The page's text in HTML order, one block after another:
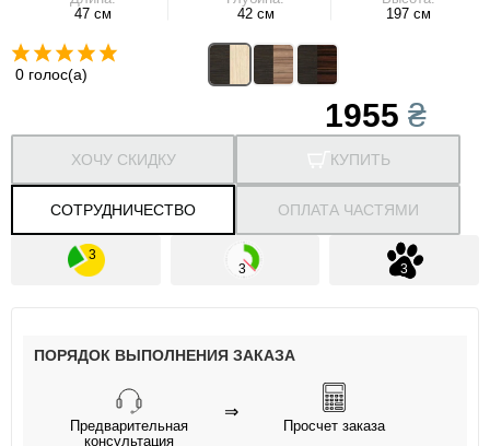
47 см
42 см
197 см
0 голос(а)
1955₴
КУПИТЬ
СОТРУДНИЧЕСТВО
ХОЧУ СКИДКУ
ОПЛАТА ЧАСТЯМИ
ПОРЯДОК ВЫПОЛНЕНИЯ ЗАКАЗА
Предварительная
консультация
⇒
Просчет заказа